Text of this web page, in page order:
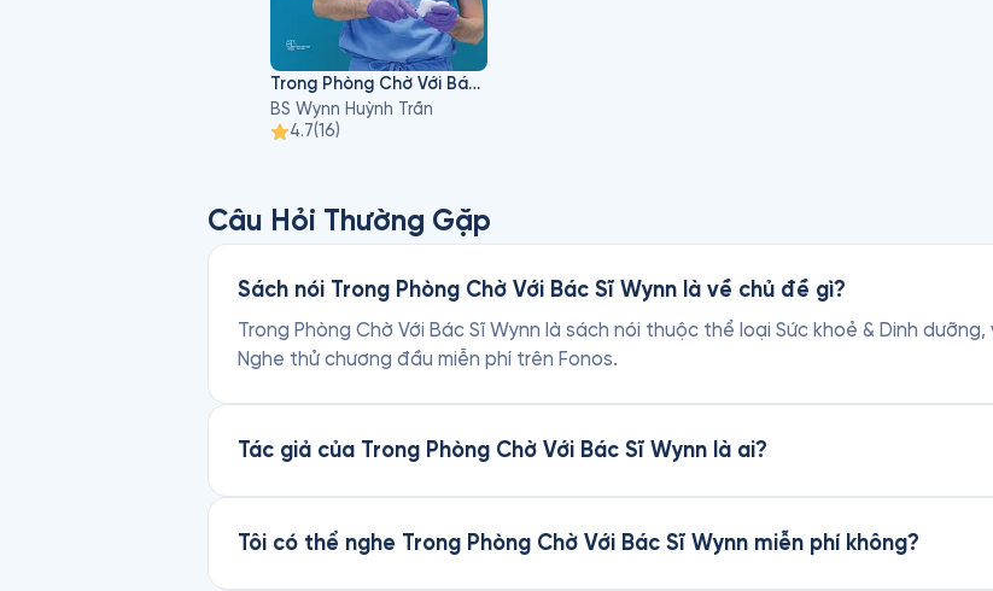
- Sáng lập và điều hành Wynn Medical Center và Phòng khám thẩm mỹ Laser Dr.
Center
Trong Phòng Chờ Với Bác Sĩ Wynn
BS Wynn Huỳnh Trần
4.7(16)
Câu Hỏi Thường Gặp
Sách nói Trong Phòng Chờ Với Bác Sĩ Wynn là về chủ đề gì?
Trong Phòng Chờ Với Bác Sĩ Wynn là sách nói thuộc thể loại Sức khoẻ & Dinh
Nghe thử chương đầu miễn phí trên Fonos.
Tác giả của Trong Phòng Chờ Với Bác Sĩ Wynn là ai?
Tôi có thể nghe Trong Phòng Chờ Với Bác Sĩ Wynn miễn phí không?